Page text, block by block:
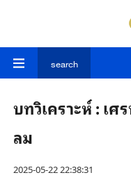
search
บทวิเคราะห์ : เ
ลม
2025-05-22 22:38:31